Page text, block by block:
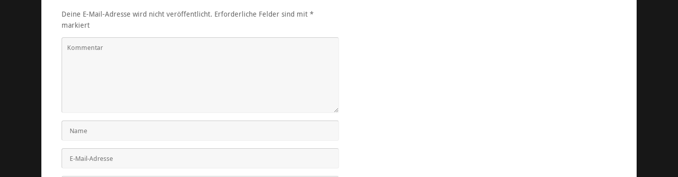
Deine E-Mail-Adresse wird nicht veröffentlicht. Erforderliche Felder sind mit *
markiert